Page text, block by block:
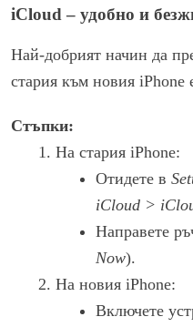
iCloud – удобно и
Най-добрият начин да
стария към новия iPhone
Стъпки:
На стария iPhone:
Отидете в
iCloud >
Направете
Now).
На новия iPhone:
Включете